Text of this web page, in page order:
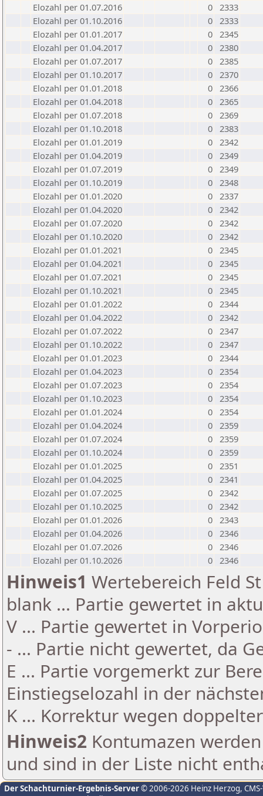
Elozahl per 01.07.2016
0 2333
Elozahl per 01.10.2016
0 2333
Elozahl per 01.01.2017
0 2345
Elozahl per 01.04.2017
0 2380
Elozahl per 01.07.2017
0 2385
Elozahl per 01.10.2017
0 2370
Elozahl per 01.01.2018
0 2366
Elozahl per 01.04.2018
0 2365
Elozahl per 01.07.2018
0 2369
Elozahl per 01.10.2018
0 2383
Elozahl per 01.01.2019
0 2342
Elozahl per 01.04.2019
0 2349
Elozahl per 01.07.2019
0 2349
Elozahl per 01.10.2019
0 2348
Elozahl per 01.01.2020
0 2337
Elozahl per 01.04.2020
0 2342
Elozahl per 01.07.2020
0 2342
Elozahl per 01.10.2020
0 2342
Elozahl per 01.01.2021
0 2345
Elozahl per 01.04.2021
0 2345
Elozahl per 01.07.2021
0 2345
Elozahl per 01.10.2021
0 2345
Elozahl per 01.01.2022
0 2344
Elozahl per 01.04.2022
0 2342
Elozahl per 01.07.2022
0 2347
Elozahl per 01.10.2022
0 2347
Elozahl per 01.01.2023
0 2344
Elozahl per 01.04.2023
0 2354
Elozahl per 01.07.2023
0 2354
Elozahl per 01.10.2023
0 2354
Elozahl per 01.01.2024
0 2354
Elozahl per 01.04.2024
0 2359
Elozahl per 01.07.2024
0 2359
Elozahl per 01.10.2024
0 2359
Elozahl per 01.01.2025
0 2351
Elozahl per 01.04.2025
0 2341
Elozahl per 01.07.2025
0 2342
Elozahl per 01.10.2025
0 2342
Elozahl per 01.01.2026
0 2343
Elozahl per 01.04.2026
0 2346
Elozahl per 01.07.2026
0 2346
Elozahl per 01.10.2026
0 2346
Hinweis1 Wertebereich Feld
blank ... Partie gewertet in
V ... Partie gewertet in
- ... Partie nicht gewertet, da
E ... Partie vorgemerkt zur
Einstiegselozahl in der
K ... Korrektur wegen
Hinweis2 Kontumazen
und sind in der Liste nicht
Der Schachturnier-Ergebnis-Server© 2006-2026 Heinz Herzog,